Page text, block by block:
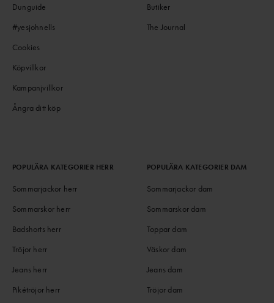
Dunguide
#yesjohnells
Cookies
Köpvillkor
Kampanjvillkor
Ångra ditt köp
Butiker
The Journal
POPULÄRA KATEGORIER HERR
Sommarjackor herr
Sommarskor herr
Badshorts herr
Tröjor herr
Jeans herr
Pikétröjor herr
POPULÄRA KATEGORIER DAM
Sommarjackor dam
Sommarskor dam
Toppar dam
Väskor dam
Jeans dam
Tröjor dam